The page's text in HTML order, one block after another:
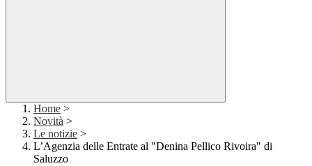
Home >
Novità >
Le notizie >
L’Agenzia delle Entrate al "Denina Pellico Rivoira" di
Saluzzo